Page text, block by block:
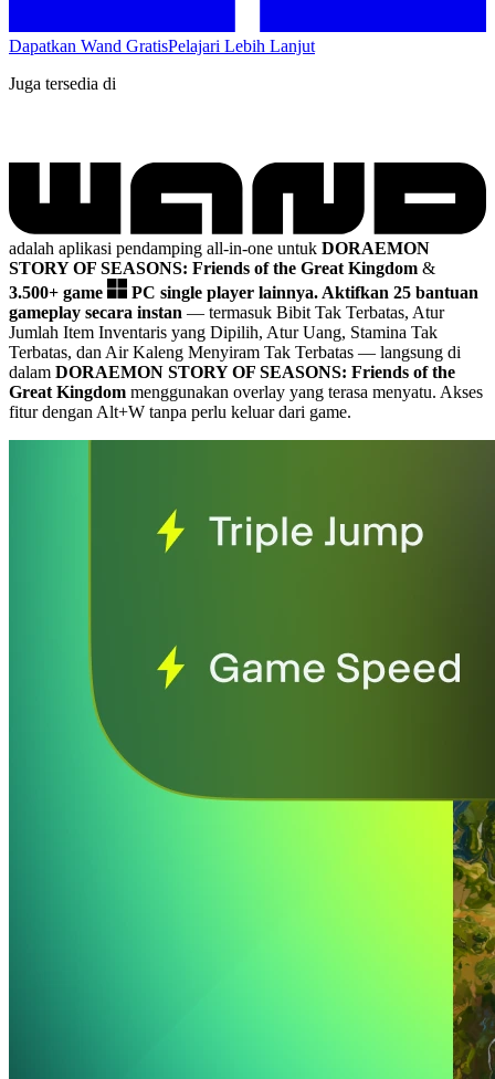
Dapatkan Wand GratisPelajari Lebih Lanjut
Juga tersedia di
adalah aplikasi pendamping all-in-one untuk DORAEMON
STORY OF SEASONS: Friends of the Great Kingdom &
3.500+ game
PC single player lainnya. Aktifkan 25 bantuan
gameplay secara instan — termasuk Bibit Tak Terbatas, Atur
Jumlah Item Inventaris yang Dipilih, Atur Uang, Stamina Tak
Terbatas, dan Air Kaleng Menyiram Tak Terbatas — langsung di
dalam DORAEMON STORY OF SEASONS: Friends of the
Great Kingdom menggunakan overlay yang terasa menyatu. Akses
fitur dengan Alt+W tanpa perlu keluar dari game.